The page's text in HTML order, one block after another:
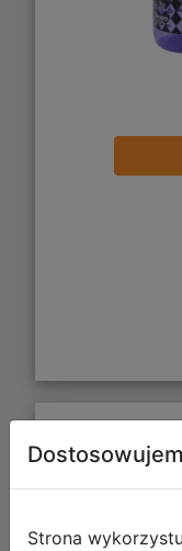
CoolPack
Strona